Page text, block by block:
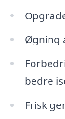
Øgning
bedre
Frisk